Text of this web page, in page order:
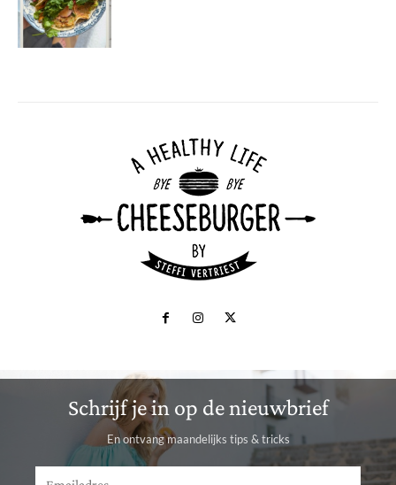
Schrijf je in op de nieuwbrief
En ontvang maandelijks tips & tricks